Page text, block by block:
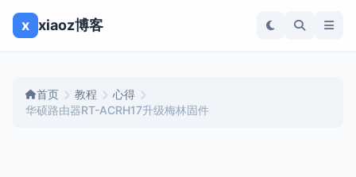
x xiaoz博客
首页 教程
心得
华硕路由器RT-ACRH17升级梅林固件